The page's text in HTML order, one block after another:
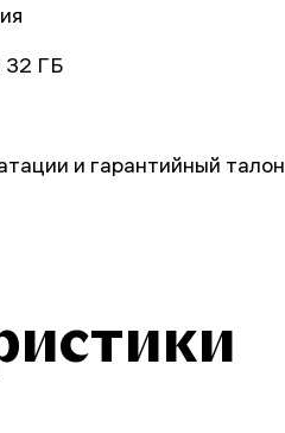
32 ГБ
и гарантийный талон